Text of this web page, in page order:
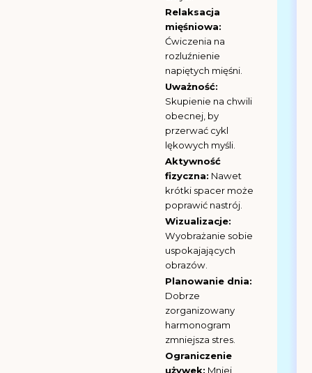
Relaksacja
mięśniowa:
Ćwiczenia na
rozluźnienie
napiętych mięśni.
Uważność:
Skupienie na chwili
obecnej, by
przerwać cykl
lękowych myśli.
Aktywność
fizyczna: Nawet
krótki spacer może
poprawić nastrój.
Wizualizacje:
Wyobrażanie sobie
uspokajających
obrazów.
Planowanie dnia:
Dobrze
zorganizowany
harmonogram
zmniejsza stres.
Ograniczenie
używek: Mniej